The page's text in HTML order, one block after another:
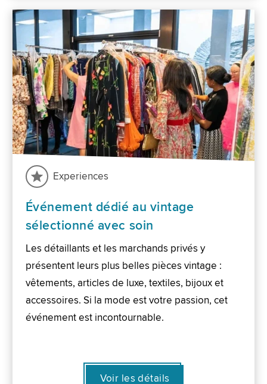
Experiences
Événement dédié au vintage
sélectionné avec soin
Les détaillants et les marchands privés y
présentent leurs plus belles pièces vintage :
vêtements, articles de luxe, textiles, bijoux et
accessoires. Si la mode est votre passion, cet
événement est incontournable.
Voir les détails